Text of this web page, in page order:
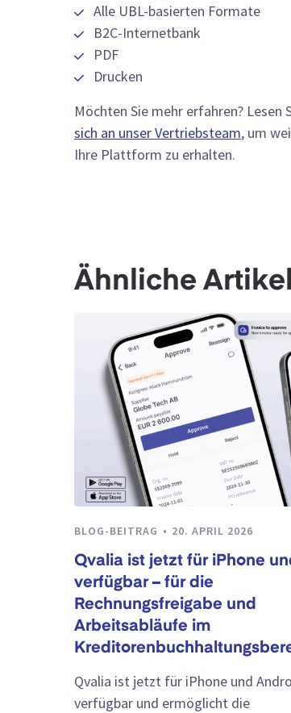
Alle UBL-basierten Formate
B2C-Internetbank
PDF
Drucken
Möchten Sie mehr erfahren? Lesen
sich an unser Vertriebsteam, um
Ihre Plattform zu erhalten.
Ähnliche Artikel
BLOG-BEITRAG 20. APRIL 2026
Qvalia ist jetzt für iPhone
verfügbar – für die
Rechnungsfreigabe und
Arbeitsabläufe im
Qvalia ist jetzt für iPhone und
verfügbar und ermöglicht die